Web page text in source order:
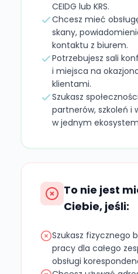
CEIDG lub KRS.
Chcesz mieć
skany,
kontaktu z biurem.
Potrzebujesz sali
i miejsca na
klientami.
Szukasz
partnerów, szkoleń i
w jednym
To nie jest
Ciebie, jeśli:
Szukasz fizycznego
pracy dla całego
obsługi